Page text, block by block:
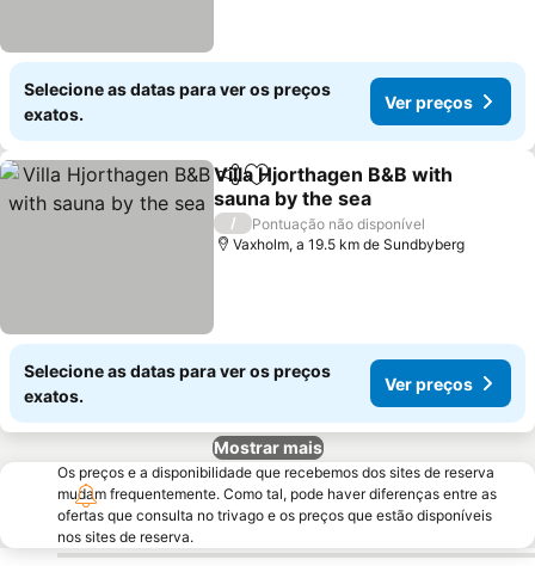
Selecione as datas para ver os preços
exatos.
Ver preços
PartilharAdicionar aos favoritos
Villa Hjorthagen B&B with
sauna by the sea
Ver preços
/
Pontuação não disponível
Vaxholm, a 19.5 km de Sundbyberg
Selecione as datas para ver os preços
exatos.
Ver preços
Mostrar mais
Os preços e a disponibilidade que recebemos dos sites de reserva
mudam frequentemente. Como tal, pode haver diferenças entre as
ofertas que consulta no trivago e os preços que estão disponíveis
nos sites de reserva.